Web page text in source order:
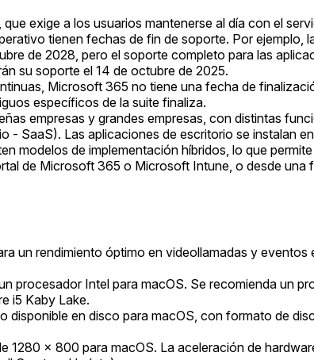
exige a los usuarios mantenerse al día con el
tienen fechas de fin de soporte. Por ejemplo,
de 2028, pero el soporte completo para las
su soporte el 14 de octubre de 2025.
Microsoft 365 no tiene una fecha de
específicos de la suite finaliza.
empresas y grandes empresas, con distintas
- SaaS). Las aplicaciones de escritorio se instalan
modelos de implementación híbridos, lo que
de Microsoft 365 o Microsoft Intune, o desde una
un rendimiento óptimo en videollamadas y
procesador Intel para macOS. Se recomienda un
i5 Kaby Lake.
disponible en disco para macOS, con formato de
x 800 para macOS. La aceleración de